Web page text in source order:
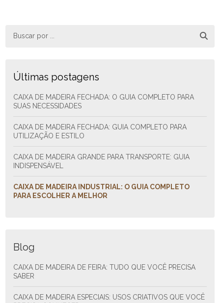
Últimas postagens
CAIXA DE MADEIRA FECHADA: O GUIA COMPLETO PARA
SUAS NECESSIDADES
CAIXA DE MADEIRA FECHADA: GUIA COMPLETO PARA
UTILIZAÇÃO E ESTILO
CAIXA DE MADEIRA GRANDE PARA TRANSPORTE: GUIA
INDISPENSÁVEL
CAIXA DE MADEIRA INDUSTRIAL: O GUIA COMPLETO
PARA ESCOLHER A MELHOR
Blog
CAIXA DE MADEIRA DE FEIRA: TUDO QUE VOCÊ PRECISA
SABER
CAIXA DE MADEIRA ESPECIAIS: USOS CRIATIVOS QUE VOCÊ